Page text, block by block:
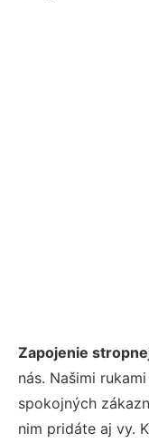
Zapojenie
nás. Našimi
spokojných
nim pridáte aj vy.